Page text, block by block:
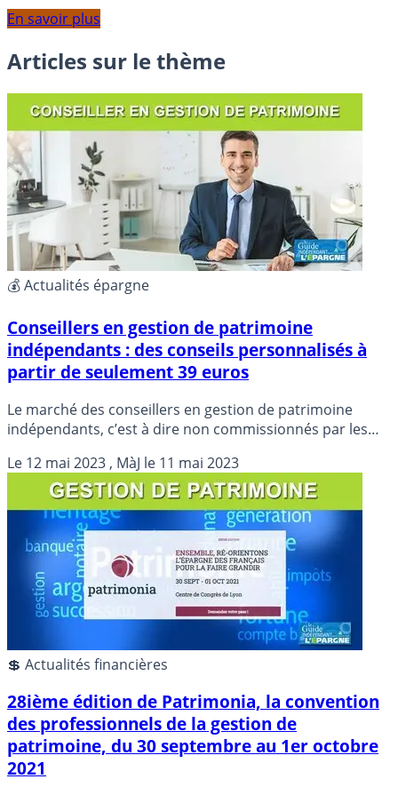
En savoir plus
Articles sur le thème
💰 Actualités épargne
Conseillers en gestion de patrimoine
indépendants : des conseils personnalisés à
partir de seulement 39 euros
Le marché des conseillers en gestion de patrimoine
indépendants, c’est à dire non commissionnés par les
offres de forfaits se multiplient.
Le 12 mai 2023 , MàJ le 11 mai 2023
💲 Actualités financières
28ième édition de Patrimonia, la convention
des professionnels de la gestion de
patrimoine, du 30 septembre au 1er octobre
2021